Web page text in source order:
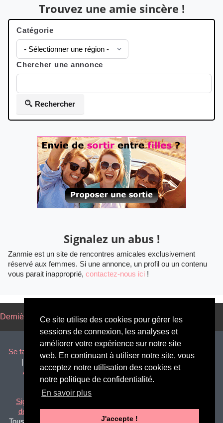
Ce site utilise des cookies pour gérer les
sessions de connexion, les analyses et
améliorer votre expérience sur notre site
web. En continuant à utiliser notre site, vous
acceptez notre utilisation des cookies et
notre politique de confidentialité.
En savoir plus
J'accepte !
Trouvez une amie sincère !
Catégorie
Chercher une annonce
Rechercher
Signalez un abus !
Zanmie est un site de rencontres amicales exclusivement
réservé aux femmes. Si une annonce, un profil ou un contenu
vous parait inapproprié, contactez-nous ici !
Dernières annonces Annonces par régions Blog
Se faire des amies à Paris
Rencontrer des copines à Marseille
|
Se faire des copines à Lille
Amitié filles Dom-Tom |Amies au Canada|Copines en
Belgique|Amies en Suisse
Signaler un abus
de prudence|Nous contacter|A propos|Espace Presse
Tous droits réservés © 2026 | zanmie.com